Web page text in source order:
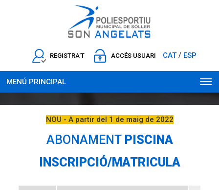
REGISTRA'T ACCÉS USUARI CAT / ESP
MENÚ PRINCIPAL
NOU - A partir del 1 de maig de 2022
ABONAMENTPISCINA
INSCRIPCIÓ/MATRICULA